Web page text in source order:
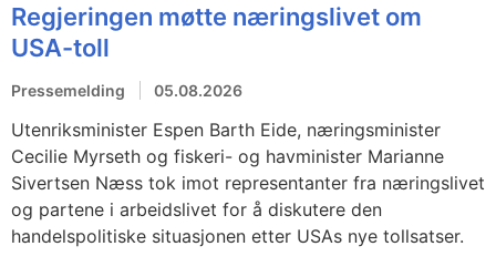
Regjeringen møtte næringslivet om
USA-toll
Pressemelding 05.08.2026
Utenriksminister Espen Barth Eide, næringsminister
Cecilie Myrseth og fiskeri- og havminister Marianne
Sivertsen Næss tok imot representanter fra næringslivet
og partene i arbeidslivet for å diskutere den
handelspolitiske situasjonen etter USAs nye tollsatser.